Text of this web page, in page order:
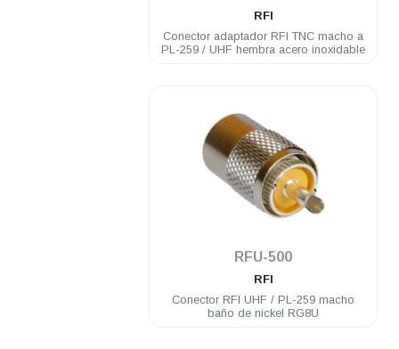
RFI
Conector adaptador RFI TNC macho a
PL-259 / UHF hembra acero inoxidable
RFU-500
RFI
Conector RFI UHF / PL-259 macho
baño de nickel RG8U